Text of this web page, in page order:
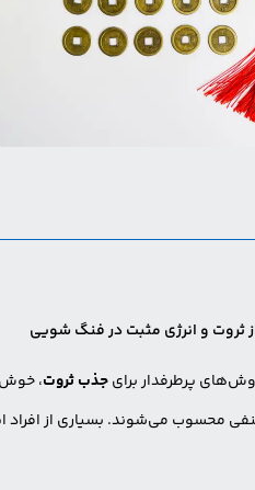
ثروت و انرژی مثبت در فنگ شویی
پرطرفدار برایجذب ثروت،
محسوب می‌شوند. بسیاری از